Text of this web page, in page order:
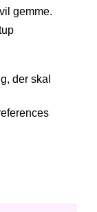
gemme.
der skal